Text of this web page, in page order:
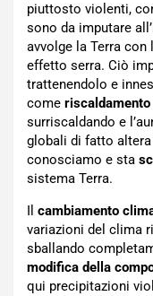
piuttosto violenti,
sono da imputare
avvolge la Terra
effetto serra. Ciò
trattenendolo e
come
surriscaldando e
globali di fatto
conosciamo e sta
sistema Terra.
Il cambiamento
variazioni del clima
sballando
modifica della
qui precipitazioni